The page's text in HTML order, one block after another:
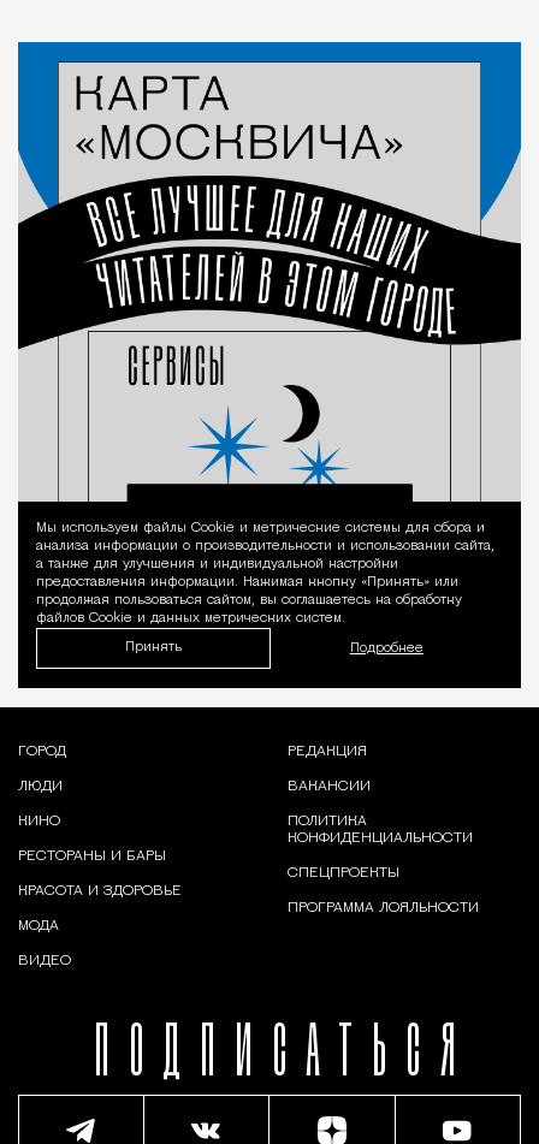
Уведомление
Мы используем файлы Сookie и метрические системы для сбора и
анализа информации о производительности и использовании сайта,
а также для улучшения и индивидуальной настройки
предоставления информации. Нажимая кнопку «Принять» или
продолжая пользоваться сайтом, вы соглашаетесь на обработку
файлов Cookie и данных метрических систем.
Принять Подробнее
ПОДПИСАТЬСЯ
ГОРОД
ЛЮДИ
КИНО
РЕСТОРАНЫ И БАРЫ
КРАСОТА И ЗДОРОВЬЕ
МОДА
ВИДЕО
РЕДАКЦИЯ
ВАКАНСИИ
ПОЛИТИКА
КОНФИДЕНЦИАЛЬНОСТИ
СПЕЦПРОЕКТЫ
ПРОГРАММА ЛОЯЛЬНОСТИ